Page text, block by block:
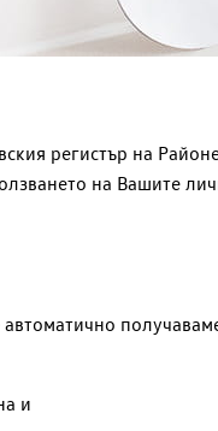
регистър на
на Вашите
и